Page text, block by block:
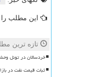
این مطلب
تازه ترین
خردسالان در تونل
ثبات قیمت نفت در